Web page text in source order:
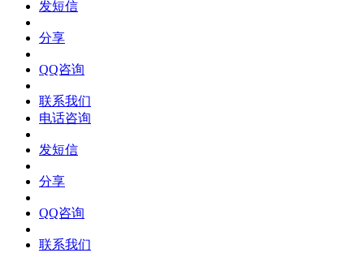
发短信
分享
QQ咨询
联系我们
电话咨询
发短信
分享
QQ咨询
联系我们